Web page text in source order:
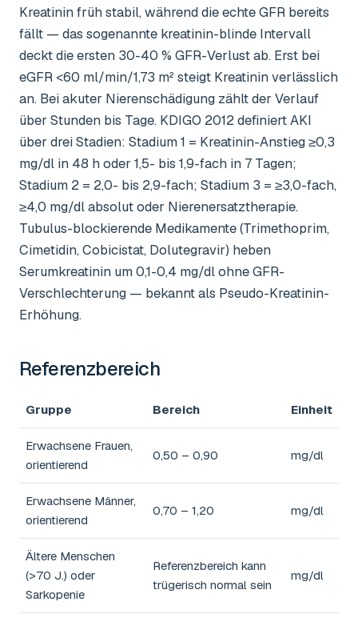
Kreatinin früh stabil, während die echte GFR bereits
fällt — das sogenannte kreatinin-blinde Intervall
deckt die ersten 30-40 % GFR-Verlust ab. Erst bei
eGFR <60 ml/min/1,73 m² steigt Kreatinin verlässlich
an. Bei akuter Nierenschädigung zählt der Verlauf
über Stunden bis Tage. KDIGO 2012 definiert AKI
über drei Stadien: Stadium 1 = Kreatinin-Anstieg ≥0,3
mg/dl in 48 h oder 1,5- bis 1,9-fach in 7 Tagen;
Stadium 2 = 2,0- bis 2,9-fach; Stadium 3 = ≥3,0-fach,
≥4,0 mg/dl absolut oder Nierenersatztherapie.
Tubulus-blockierende Medikamente (Trimethoprim,
Cimetidin, Cobicistat, Dolutegravir) heben
Serumkreatinin um 0,1-0,4 mg/dl ohne GFR-
Verschlechterung — bekannt als Pseudo-Kreatinin-
Erhöhung.
Referenzbereich
Gruppe Bereich Einheit
Erwachsene Frauen,
orientierend
0,50 – 0,90 mg/dl
Erwachsene Männer,
orientierend
0,70 – 1,20 mg/dl
Ältere Menschen
(>70 J.) oder
Sarkopenie
Referenzbereich kann
trügerisch normal sein
mg/dl